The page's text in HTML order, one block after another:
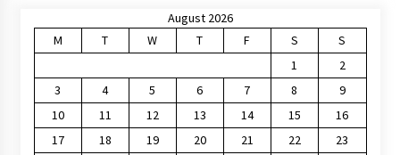
August 2026
M
T W T F S
S
1
2
3
4 5 6 7 8
9
10
11 12 13 14 15
16
17
18 19 20 21 22
23